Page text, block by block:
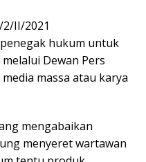
2/II/2021
hukum untuk
Dewan Pers
massa atau karya
mengabaikan
menyeret wartawan